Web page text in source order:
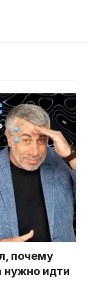
почему
нужно идти